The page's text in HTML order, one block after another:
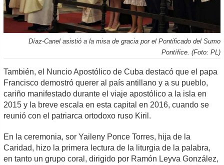
Díaz-Canel asistió a la misa de gracia por el Pontificado del Sumo
Pontífice. (Foto: PL)
También, el Nuncio Apostólico de Cuba destacó que el papa
Francisco demostró querer al país antillano y a su pueblo,
cariño manifestado durante el viaje apostólico a la isla en
2015 y la breve escala en esta capital en 2016, cuando se
reunió con el patriarca ortodoxo ruso Kiril.
En la ceremonia, sor Yaileny Ponce Torres, hija de la
Caridad, hizo la primera lectura de la liturgia de la palabra,
en tanto un grupo coral, dirigido por Ramón Leyva González,